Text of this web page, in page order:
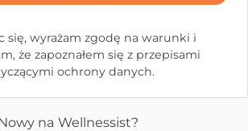
się, wyrażam zgodę na warunki i
że zapoznałem się z przepisami
ochrony danych.
na Wellnessist?